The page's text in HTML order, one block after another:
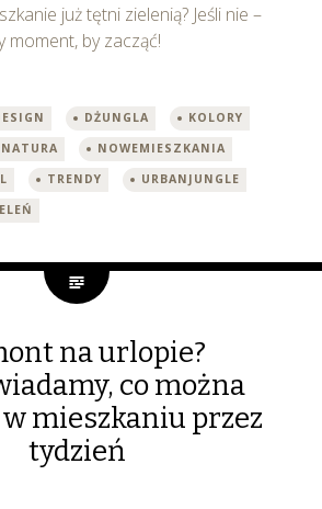
już tętni zielenią? Jeśli nie –
moment, by zacząć!
DŻUNGLA
KOLORY
NATURA
NOWEMIESZKANIA
TRENDY
URBANJUNGLE
na urlopie?
co można
mieszkaniu przez
tydzień